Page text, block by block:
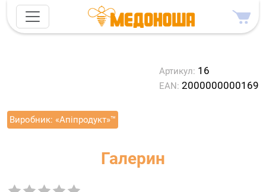
Артикул: 16
EAN: 2000000000169
Виробник: «Апіпродукт»™
Галерин